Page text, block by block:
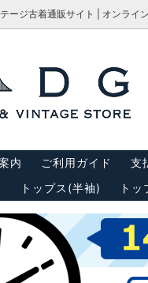
ージ古着通販サイト | オンライ
パンツ
トップス(
サスペン
M-65
USA製 リ
サイズ計測
内 ご利用ガイド 支
トップス(半袖) ト